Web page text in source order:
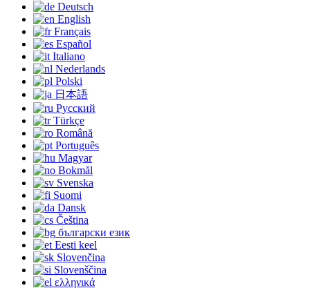
Deutsch
English
Français
Español
Italiano
Nederlands
Polski
日本語
Русский
Türkçe
Română
Português
Magyar
Bokmål
Svenska
Suomi
Dansk
Čeština
български език
Eesti keel
Slovenčina
Slovenščina
ελληνικά